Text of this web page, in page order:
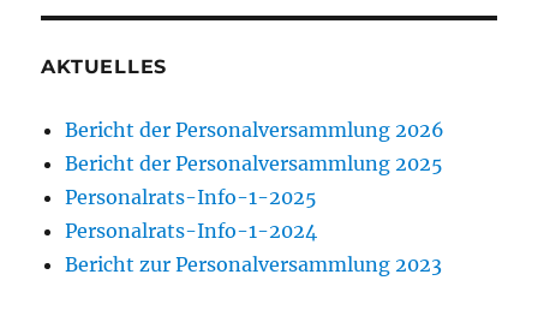
AKTUELLES
Bericht der Personalversammlung 2026
Bericht der Personalversammlung 2025
Personalrats-Info-1-2025
Personalrats-Info-1-2024
Bericht zur Personalversammlung 2023